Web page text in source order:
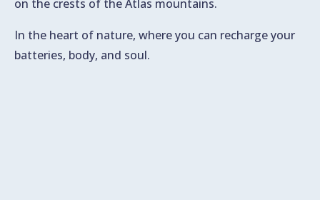
on the crests of the Atlas mountains.
In the heart of nature, where you can recharge your
batteries, body, and soul.